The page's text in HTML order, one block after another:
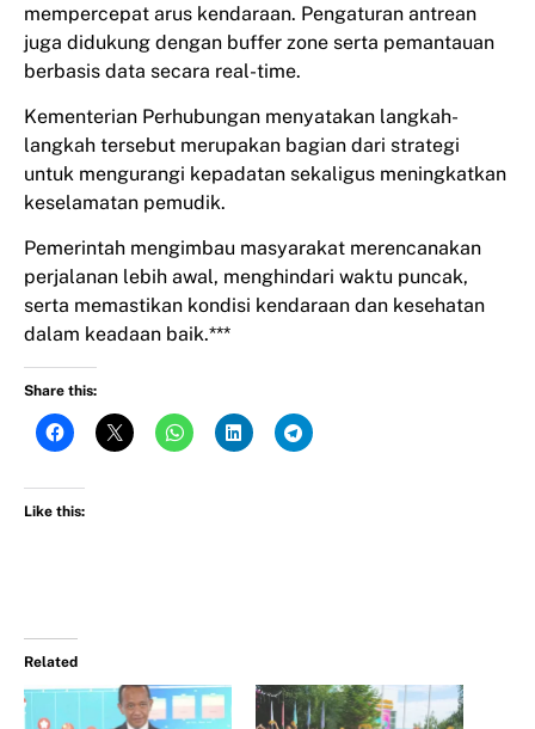
mempercepat arus kendaraan. Pengaturan antrean
juga didukung dengan buffer zone serta pemantauan
berbasis data secara real-time.
Kementerian Perhubungan menyatakan langkah-
langkah tersebut merupakan bagian dari strategi
untuk mengurangi kepadatan sekaligus meningkatkan
keselamatan pemudik.
Pemerintah mengimbau masyarakat merencanakan
perjalanan lebih awal, menghindari waktu puncak,
serta memastikan kondisi kendaraan dan kesehatan
dalam keadaan baik.***
Share this:
Like this:
Related